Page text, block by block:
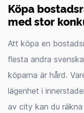
Köpa
med stor
Att köpa en
flesta andra
köparna är hård.
lägenhet i
av city kan du